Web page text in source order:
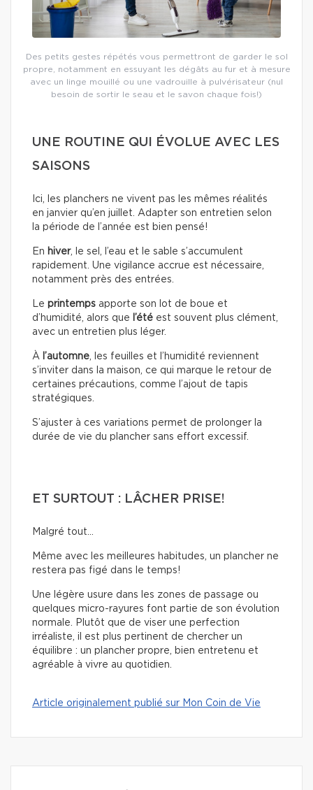
Des petits gestes répétés vous permettront de garder le sol
propre, notamment en essuyant les dégâts au fur et à mesure
avec un linge mouillé ou une vadrouille à pulvérisateur (nul
besoin de sortir le seau et le savon chaque fois!)
UNE ROUTINE QUI ÉVOLUE AVEC LES
SAISONS
Ici, les planchers ne vivent pas les mêmes réalités
en janvier qu’en juillet. Adapter son entretien selon
la période de l’année est bien pensé!
En hiver, le sel, l’eau et le sable s’accumulent
rapidement. Une vigilance accrue est nécessaire,
notamment près des entrées.
Le printemps apporte son lot de boue et
d’humidité, alors que l’été est souvent plus clément,
avec un entretien plus léger.
À l’automne , les feuilles et l’humidité reviennent
s’inviter dans la maison, ce qui marque le retour de
certaines précautions, comme l’ajout de tapis
stratégiques.
S’ajuster à ces variations permet de prolonger la
durée de vie du plancher sans effort excessif.
ET SURTOUT : LÂCHER PRISE!
Malgré tout…
Même avec les meilleures habitudes, un plancher ne
restera pas figé dans le temps!
Une légère usure dans les zones de passage ou
quelques micro-rayures font partie de son évolution
normale. Plutôt que de viser une perfection
irréaliste, il est plus pertinent de chercher un
équilibre : un plancher propre, bien entretenu et
agréable à vivre au quotidien.
Article originalement publié sur Mon Coin de Vie